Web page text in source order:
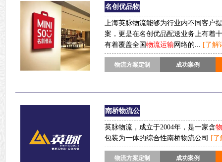
名创优品物
流
上海英脉物流能够为行业内不同客户
案，更是在名创优品配送业务上有着
有着覆盖全国 物流运输网络的... [了解
物流方案定制 成功案例
南桥物流公
司
英脉物流，成立于2004年，是一家含
包装为一体的综合性南桥物流公司
[了
物流方案定制 成功案例